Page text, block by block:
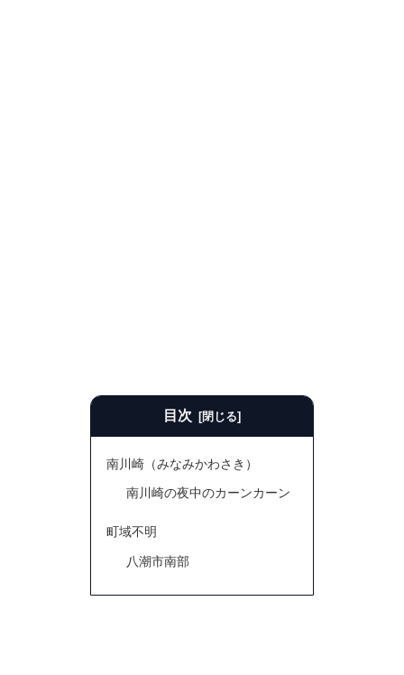
目次
南川崎（みなみかわさき）
南川崎の夜中のカーンカーン
町域不明
八潮市南部